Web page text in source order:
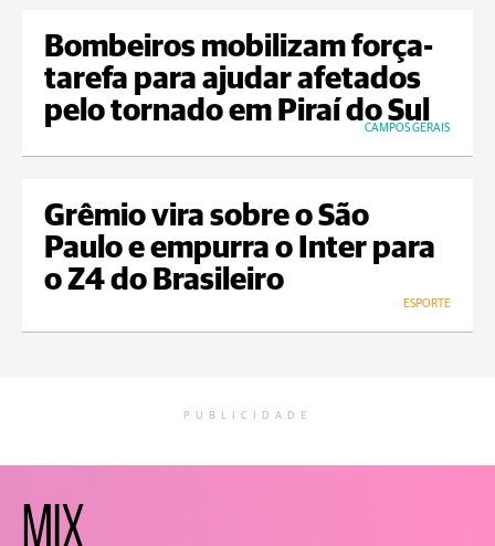
Bombeiros mobilizam força-
tarefa para ajudar afetados
pelo tornado em Piraí do Sul
CAMPOS GERAIS
Grêmio vira sobre o São
Paulo e empurra o Inter para
o Z4 do Brasileiro
ESPORTE
PUBLICIDADE
MIX